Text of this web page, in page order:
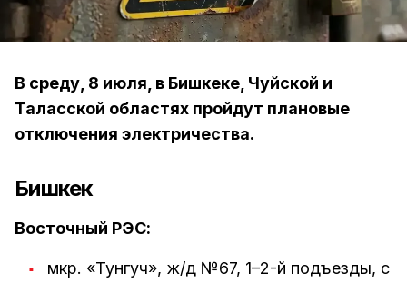
В среду, 8 июля, в Бишкеке, Чуйской и
Таласской областях пройдут плановые
отключения электричества.
Бишкек
Восточный РЭС:
мкр. «Тунгуч», ж/д №67, 1–2-й подъезды, с